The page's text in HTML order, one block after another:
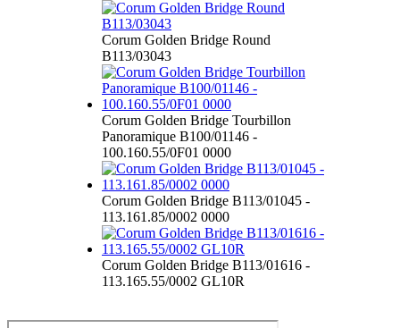
Corum Golden Bridge Round
B113/03043
Corum Golden Bridge Tourbillon
Panoramique B100/01146 -
100.160.55/0F01 0000
Corum Golden Bridge B113/01045 -
113.161.85/0002 0000
Corum Golden Bridge B113/01616 -
113.165.55/0002 GL10R